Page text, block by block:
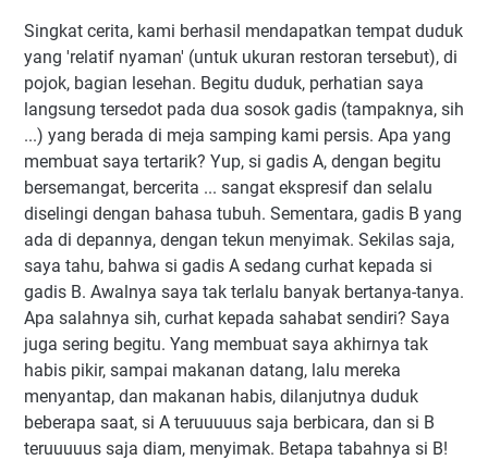
Singkat cerita, kami berhasil mendapatkan tempat duduk
yang 'relatif nyaman' (untuk ukuran restoran tersebut), di
pojok, bagian lesehan. Begitu duduk, perhatian saya
langsung tersedot pada dua sosok gadis (tampaknya, sih
...) yang berada di meja samping kami persis. Apa yang
membuat saya tertarik? Yup, si gadis A, dengan begitu
bersemangat, bercerita ... sangat ekspresif dan selalu
diselingi dengan bahasa tubuh. Sementara, gadis B yang
ada di depannya, dengan tekun menyimak. Sekilas saja,
saya tahu, bahwa si gadis A sedang curhat kepada si
gadis B. Awalnya saya tak terlalu banyak bertanya-tanya.
Apa salahnya sih, curhat kepada sahabat sendiri? Saya
juga sering begitu. Yang membuat saya akhirnya tak
habis pikir, sampai makanan datang, lalu mereka
menyantap, dan makanan habis, dilanjutnya duduk
beberapa saat, si A teruuuuus saja berbicara, dan si B
teruuuuus saja diam, menyimak. Betapa tabahnya si B!